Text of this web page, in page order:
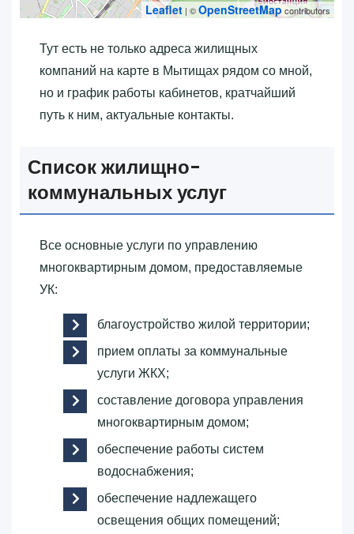
Leaflet | ©OpenStreetMap contributors
Тут есть не только адреса жилищных
компаний на карте в Мытищах рядом со мной,
но и график работы кабинетов, кратчайший
путь к ним, актуальные контакты.
Список жилищно-
коммунальных услуг
Все основные услуги по управлению
многоквартирным домом, предоставляемые
УК:
благоустройство жилой территории;
прием оплаты за коммунальные
услуги ЖКХ;
составление договора управления
многоквартирным домом;
обеспечение работы систем
водоснабжения;
обеспечение надлежащего
освещения общих помещений;